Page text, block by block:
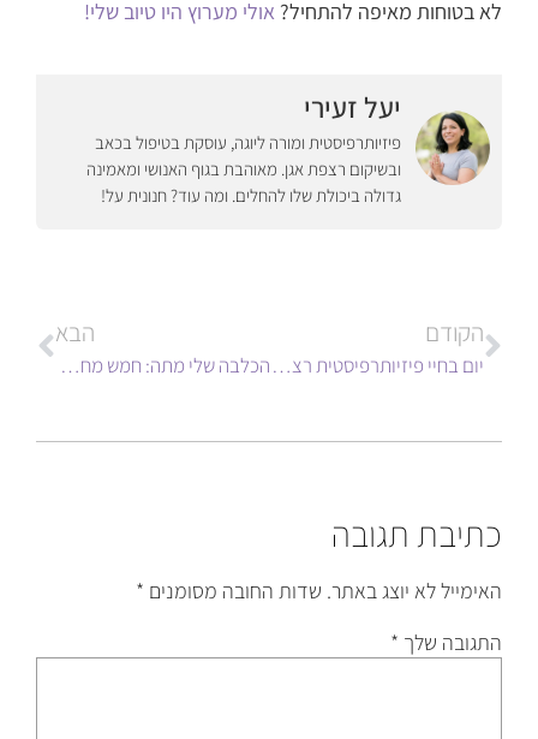
לא בטוחות מאיפה להתחיל? אולי מערוץ היו טיוב שלי!
יעל זעירי
פיזיותרפיסטית ומורה ליוגה, עוסקת בטיפול בכאב
ובשיקום רצפת אגן. מאוהבת בגוף האנושי ומאמינה
גדולה ביכולת שלו להחלים. ומה עוד? חנונית על!
הקודם
יום בחיי פיזיותרפיסטית רצפת אגן
הבא
הכלבה שלי מתה: חמש מחשבות על פרידה
כתיבת תגובה
האימייל לא יוצג באתר. שדות החובה מסומנים *
התגובה שלך *